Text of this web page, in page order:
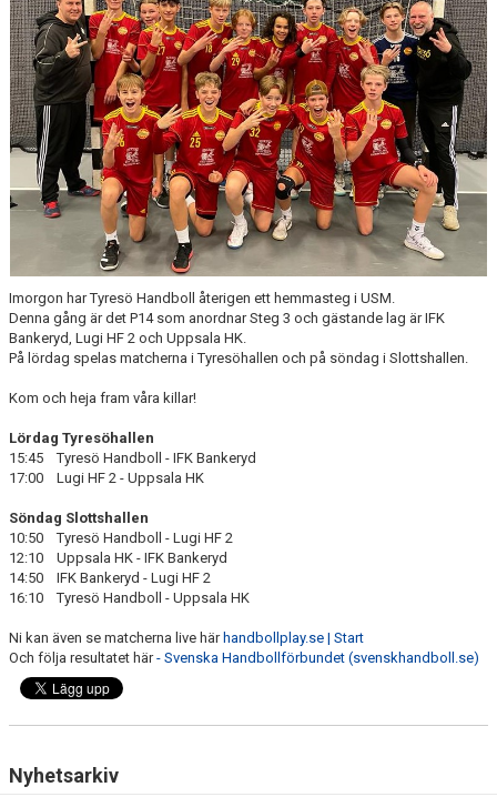
LÄNNA SPORT - TYRESÖ CUP
Imorgon har Tyresö Handboll återigen ett hemmasteg i USM.
Denna gång är det P14 som anordnar Steg 3 och gästande lag är IFK
Bankeryd, Lugi HF 2 och Uppsala HK.
På lördag spelas matcherna i Tyresöhallen och på söndag i Slottshallen.
Kom och heja fram våra killar!
Lördag Tyresöhallen
15:45 Tyresö Handboll - IFK Bankeryd
17:00 Lugi HF 2 - Uppsala HK
Söndag Slottshallen
10:50 Tyresö Handboll - Lugi HF 2
12:10 Uppsala HK - IFK Bankeryd
14:50 IFK Bankeryd - Lugi HF 2
16:10 Tyresö Handboll - Uppsala HK
Ni kan även se matcherna live här handbollplay.se | Start
Och följa resultatet här- Svenska Handbollförbundet (svenskhandboll.se)
Nyhetsarkiv